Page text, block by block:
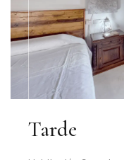
Tarde